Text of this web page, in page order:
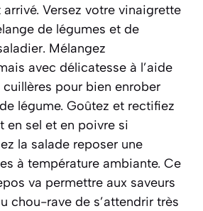
arrivé. Versez votre vinaigrette
de légumes et de
Mélangez
avec délicatesse à l’aide
pour bien enrober
légume. Goûtez et rectifiez
en sel et en poivre si
la salade reposer une
à température ambiante. Ce
va permettre aux saveurs
chou-rave de s’attendrir très